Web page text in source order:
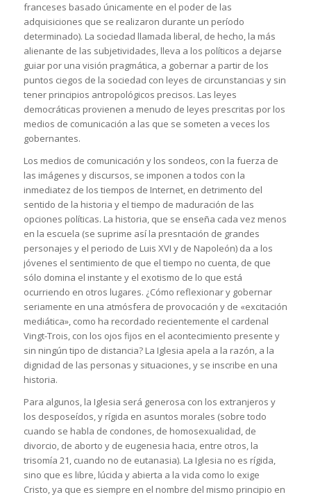
franceses basado únicamente en el poder de las
adquisiciones que se realizaron durante un período
determinado). La sociedad llamada liberal, de hecho, la más
alienante de las subjetividades, lleva a los políticos a dejarse
guiar por una visión pragmática, a gobernar a partir de los
puntos ciegos de la sociedad con leyes de circunstancias y sin
tener principios antropológicos precisos. Las leyes
democráticas provienen a menudo de leyes prescritas por los
medios de comunicación a las que se someten a veces los
gobernantes.
Los medios de comunicación y los sondeos, con la fuerza de
las imágenes y discursos, se imponen a todos con la
inmediatez de los tiempos de Internet, en detrimento del
sentido de la historia y el tiempo de maduración de las
opciones políticas. La historia, que se enseña cada vez menos
en la escuela (se suprime así la presntación de grandes
personajes y el periodo de Luis XVI y de Napoleón) da a los
jóvenes el sentimiento de que el tiempo no cuenta, de que
sólo domina el instante y el exotismo de lo que está
ocurriendo en otros lugares. ¿Cómo reflexionar y gobernar
seriamente en una atmósfera de provocación y de «excitación
mediática», como ha recordado recientemente el cardenal
Vingt-Trois, con los ojos fijos en el acontecimiento presente y
sin ningún tipo de distancia? La Iglesia apela a la razón, a la
dignidad de las personas y situaciones, y se inscribe en una
historia.
Para algunos, la Iglesia será generosa con los extranjeros y
los desposeídos, y rígida en asuntos morales (sobre todo
cuando se habla de condones, de homosexualidad, de
divorcio, de aborto y de eugenesia hacia, entre otros, la
trisomía 21, cuando no de eutanasia). La Iglesia no es rígida,
sino que es libre, lúcida y abierta a la vida como lo exige
Cristo, ya que es siempre en el nombre del mismo principio en